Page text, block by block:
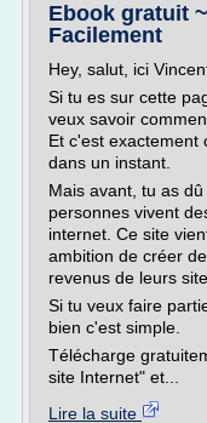
Ebook gratuit
Facilement
Hey, salut, ici
Si tu es sur cette
veux savoir
Et c'est exactement
dans un instant.
Mais avant, tu as
personnes vivent
internet. Ce site
ambition de créer
revenus de leurs
Si tu veux faire
bien c'est simple.
Télécharge
site Internet" et...
Lire la suite